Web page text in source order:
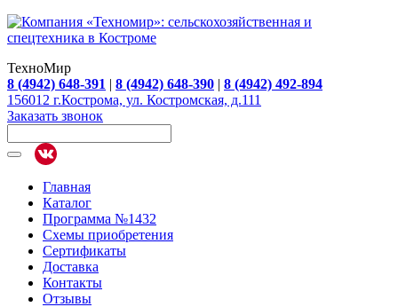
ТехноМир
8 (4942) 648-391 | 8 (4942) 648-390 | 8 (4942) 492-894
156012 г.Кострома, ул. Костромская, д.111
Заказать звонок
Главная
Каталог
Программа №1432
Схемы приобретения
Сертификаты
Доставка
Контакты
Отзывы